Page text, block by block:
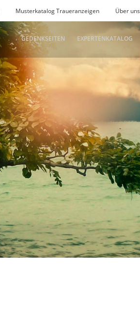
Musterkatalog Traueranzeigen Über uns
GEDENKSEITEN EXPERTENKATALOG